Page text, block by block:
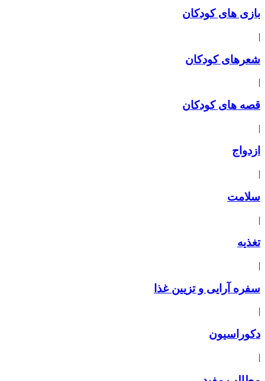
بازی های کودکان
|
شعرهای کودکان
|
قصه های کودکان
|
ازدواج
|
سلامت
|
تغذیه
|
سفره آرایی و تزیین غذا
|
دکوراسیون
|